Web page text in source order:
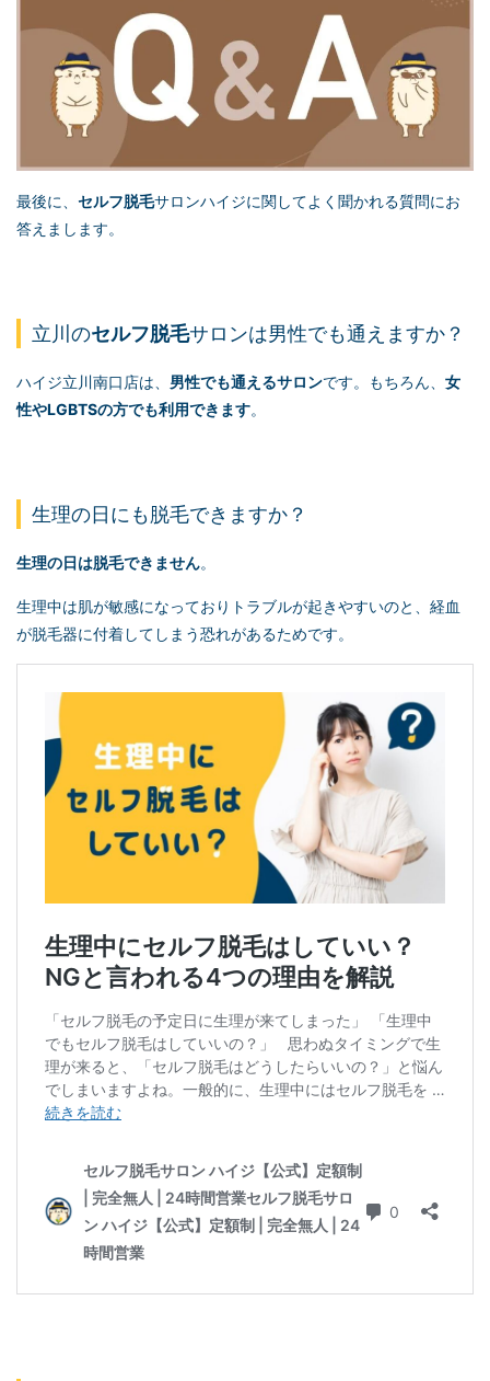
最後に、 セルフ脱毛サロンハイジに関してよく聞かれる質問にお
答えまします。
立川のセルフ脱毛サロンは男性でも通えますか？
ハイジ立川南口店は、 男性でも通えるサロンです。もちろん、 女
性やLGBTSの方でも利用できます。
生理の日にも脱毛できますか？
生理の日は脱毛できません。
生理中は肌が敏感になっておりトラブルが起きやすいのと、経血
が脱毛器に付着してしまう恐れがあるためです。